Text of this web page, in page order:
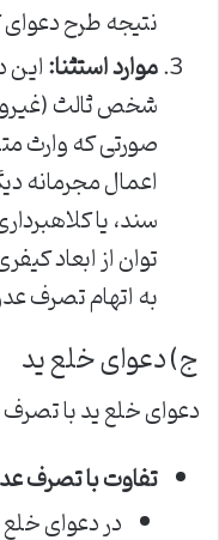
نتیجه طرح
موارد استثنا:این
شخص ثالث
صورتی که وارث
اعمال مجرمانه
سند، یا
توان از ابعاد
به اتهام تصرف
ج) دعوای خلع ید
دعوای خلع ید با
تفاوت با تصرف
در دعوای